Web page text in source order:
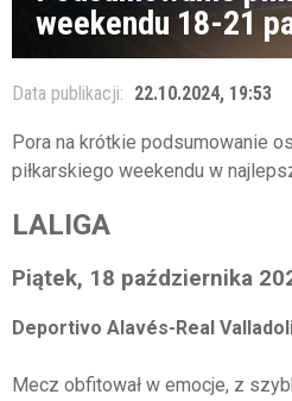
weekendu 18-21
Data publikacji: 22.10.2024, 19:53
Pora na krótkie podsumowanie
piłkarskiego weekendu w
LALIGA
Piątek, 18 października
Deportivo Alavés-Real
Mecz obfitował w emocje, z